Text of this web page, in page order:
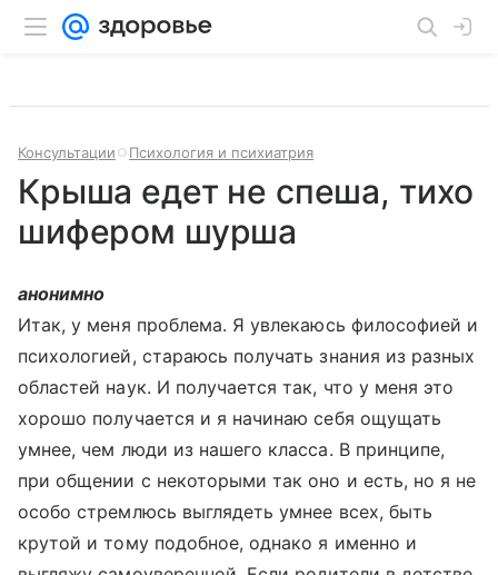
Консультации Психология и психиатрия
Крыша едет не спеша, тихо
шифером шурша
анонимно
Итак, у меня проблема. Я увлекаюсь философией и
психологией, стараюсь получать знания из разных
областей наук. И получается так, что у меня это
хорошо получается и я начинаю себя ощущать
умнее, чем люди из нашего класса. В принципе,
при общении с некоторыми так оно и есть, но я не
особо стремлюсь выглядеть умнее всех, быть
крутой и тому подобное, однако я именно и